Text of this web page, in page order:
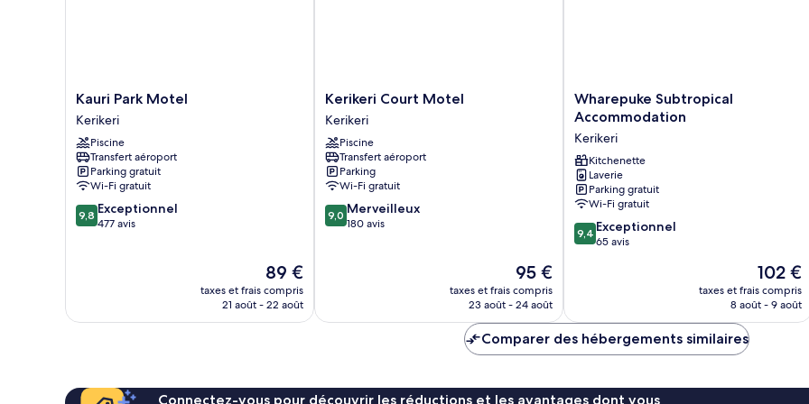
Kauri
Park
Motel
Kerikeri
Kauri Park Motel
Kerikeri
Piscine
Transfert aéroport
Parking gratuit
Wi-Fi gratuit
9.8
sur
9,8 Exceptionnel
477 avis
Le
nouveau
prix
89 €
taxes et frais compris
21 août - 22 août
Kerikeri
Court
Motel
Kerikeri
Kerikeri Court Motel
Kerikeri
Piscine
Transfert aéroport
Parking
Wi-Fi gratuit
9.0
sur
9,0 Merveilleux
180 avis
Le
nouveau
prix
de
95 €
95 €
taxes et frais compris
23 août - 24 août
Wharepuke
Subtropical
Kerikeri
Wharepuke Subtropical
Accommodation
Kerikeri
Kitchenette
Laverie
Parking gratuit
Wi-Fi gratuit
9.4
sur
9,4 Exceptionnel
65 avis
Le
nouveau
prix
102 €
taxes et frais compris
8 août - 9 août
Comparer des hébergements similaires
Connectez-vous pour découvrir les réductions et les avantages dont vous